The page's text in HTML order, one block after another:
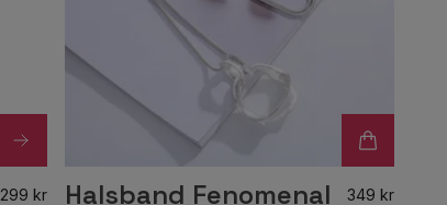
299 kr Halsband Fenomenal 349 kr